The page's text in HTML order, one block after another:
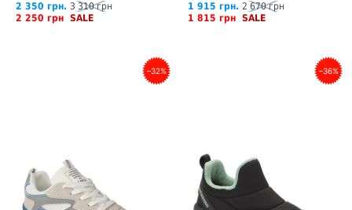
2 350 грн. 3 310 грн
2 250 грн SALE
1 915 грн. 2 670 грн
1 815 грн SALE
–32% –36%